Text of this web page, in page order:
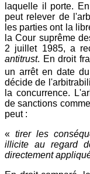
laquelle il porte.
peut relever de
les parties ont la
la Cour suprême
2 juillet 1985, a
antitrust. En droit
un arrêt en date
décide de
la concurrence.
de sanctions
peut :
«tirer les
illicite au regard
directement